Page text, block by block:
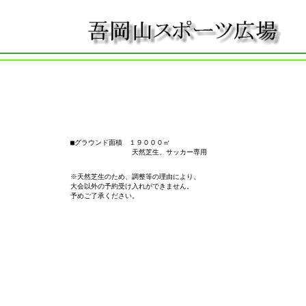
■グラウンド面積　１９０００㎡
天然芝生、サッカー専用
※天然芝生のため、調整等の理由により、
大会以外の予約受け入れができません。